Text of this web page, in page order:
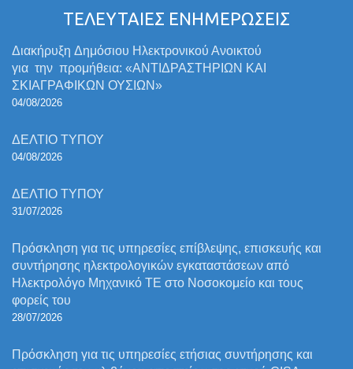
ΤΕΛΕΥΤΑΙΕΣ ΕΝΗΜΕΡΩΣΕΙΣ
Διακήρυξη Δημόσιου Ηλεκτρονικού Ανοικτού
για την προμήθεια: «ΑΝΤΙΔΡΑΣΤΗΡΙΩΝ ΚΑΙ
ΣΚΙΑΓΡΑΦΙΚΩΝ ΟΥΣΙΩΝ»
04/08/2026
ΔΕΛΤΙΟ ΤΥΠΟΥ
04/08/2026
ΔΕΛΤΙΟ ΤΥΠΟΥ
31/07/2026
Πρόσκληση για τις υπηρεσίες επίβλεψης, επισκευής και
συντήρησης ηλεκτρολογικών εγκαταστάσεων από
Ηλεκτρολόγο Μηχανικό ΤΕ στο Νοσοκομείο και τους
φορείς του
28/07/2026
Πρόσκληση για τις υπηρεσίες ετήσιας συντήρησης και